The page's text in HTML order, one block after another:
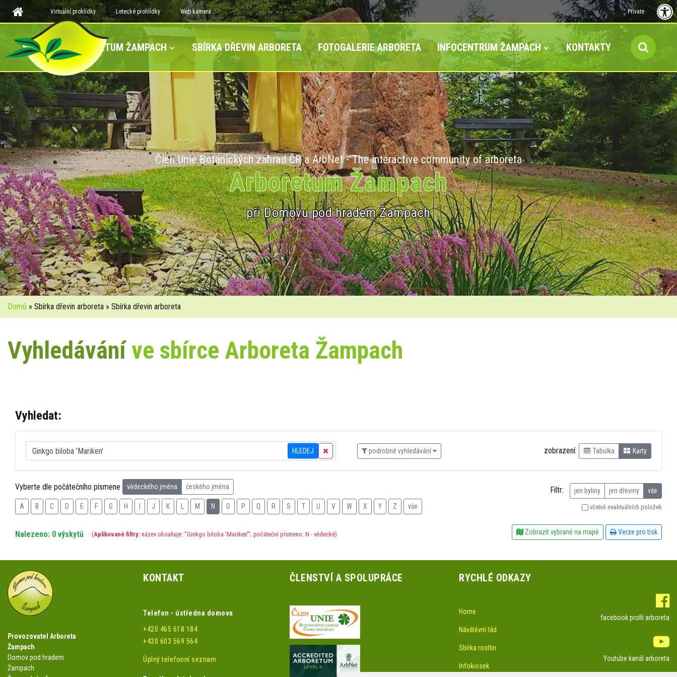
Virtuální prohlídky Letecké prohlídky Web kamera Private
ARBORETUM ŽAMPACH SBÍRKA DŘEVIN ARBORETA FOTOGALERIE ARBORETA INFOCENTRUM ŽAMPACH KONTAKTY
Člen Unie Botanických zahrad ČR a ArbNet - The interactive community of arboreta
Arboretum Žampach
při Domovu pod hradem Žampach
Domů » Sbírka dřevin arboreta » Sbírka dřevin arboreta
Vyhledáváníve sbírce Arboreta Žampach
Vyhledat:
HLEDEJ podrobné vyhledávání zobrazení: Tabulka Karty
Vyberte dle počátečního písmene vědeckého jména českého jména
A B C D E F G H J K M N O P Q R S T U V W X Y Z vše
Filtr: jen byliny jen dřeviny vše
včetně neaktuálních položek
Nalezeno: 0 výskytů (Aplikované filtry: název obsahuje: "Ginkgo biloba 'Mariken'"; počáteční písmeno: N - vědecké) Zobrazit vybrané na mapě Verze pro tisk
Provozovatel Arboreta
Žampach
Domov pod hradem
Žampach
KONTAKT
Telefon - ústředna domova
+420 465 618 184
+420 603 569 564
Úplný telefonní seznam
ČLENSTVÍ A SPOLUPRÁCE RYCHLÉ ODKAZY
Home
Návštěvní řád
Sbírka rostlin
Infokiosek
facebook profil arboreta
Youtube kanál arboreta